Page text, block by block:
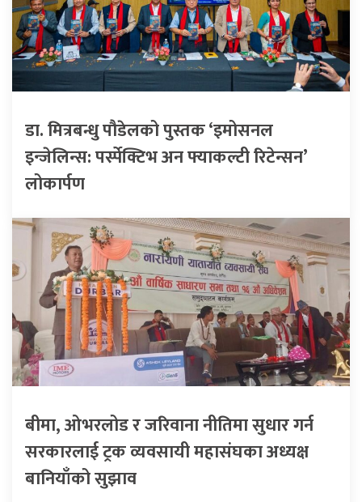
डा. मित्रबन्धु पौडेलको पुस्तक ‘इमोसनल
इन्जेलिन्स: पर्स्पेक्टिभ अन फ्याकल्टी रिटेन्सन’
लोकार्पण
बीमा, ओभरलोड र जरिवाना नीतिमा सुधार गर्न
सरकारलाई ट्रक व्यवसायी महासंघका अध्यक्ष
बानियाँको सुझाव